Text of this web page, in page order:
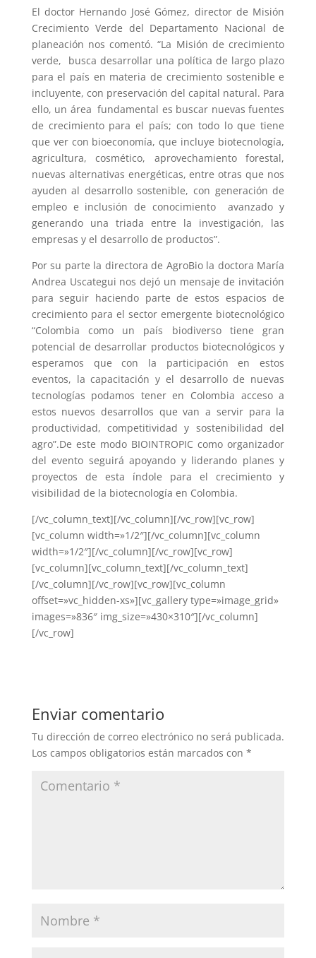
El doctor Hernando José Gómez, director de Misión
Crecimiento Verde del Departamento Nacional de
planeación nos comentó. “La Misión de crecimiento
verde, busca desarrollar una política de largo plazo
para el país en materia de crecimiento sostenible e
incluyente, con preservación del capital natural. Para
ello, un área fundamental es buscar nuevas fuentes
de crecimiento para el país; con todo lo que tiene
que ver con bioeconomía, que incluye biotecnología,
agricultura, cosmético, aprovechamiento forestal,
nuevas alternativas energéticas, entre otras que nos
ayuden al desarrollo sostenible, con generación de
empleo e inclusión de conocimiento avanzado y
generando una triada entre la investigación, las
empresas y el desarrollo de productos”.
Por su parte la directora de AgroBio la doctora María
Andrea Uscategui nos dejó un mensaje de invitación
para seguir haciendo parte de estos espacios de
crecimiento para el sector emergente biotecnológico
“Colombia como un país biodiverso tiene gran
potencial de desarrollar productos biotecnológicos y
esperamos que con la participación en estos
eventos, la capacitación y el desarrollo de nuevas
tecnologías podamos tener en Colombia acceso a
estos nuevos desarrollos que van a servir para la
productividad, competitividad y sostenibilidad del
agro”.De este modo BIOINTROPIC como organizador
del evento seguirá apoyando y liderando planes y
proyectos de esta índole para el crecimiento y
visibilidad de la biotecnología en Colombia.
[/vc_column_text][/vc_column][/vc_row][vc_row]
[vc_column width=»1/2″][/vc_column][vc_column
width=»1/2″][/vc_column][/vc_row][vc_row]
[vc_column][vc_column_text][/vc_column_text]
[/vc_column][/vc_row][vc_row][vc_column
offset=»vc_hidden-xs»][vc_gallery type=»image_grid»
images=»836″ img_size=»430×310″][/vc_column]
[/vc_row]
Enviar comentario
Tu dirección de correo electrónico no será publicada.
Los campos obligatorios están marcados con *